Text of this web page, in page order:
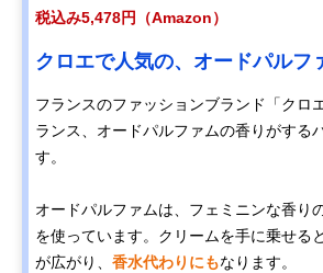
税込み5,478円（Amazon）
クロエで人気の、オードパルフ
フランスのファッションブランド「クロ
ランス、オードパルファムの香りがする
す。
オードパルファムは、フェミニンな香り
を使っています。クリームを手に乗せる
が広がり、 香水代わりにもなります。